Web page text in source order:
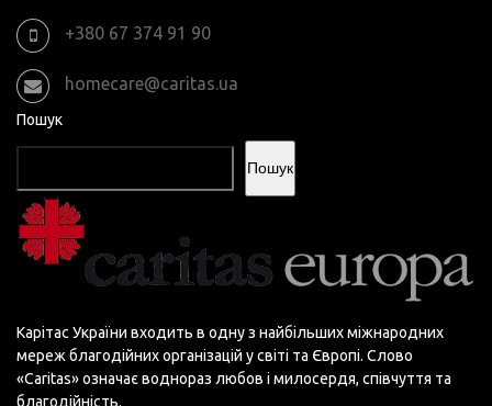
+380 67 374 91 90
homecare@caritas.ua
Пошук
Пошук
Карітас України входить в одну з найбільших міжнародних
мереж благодійних організацій у світі та Європі. Слово
«Сaritas» означає воднораз любов і милосердя, співчуття та
благодійність.